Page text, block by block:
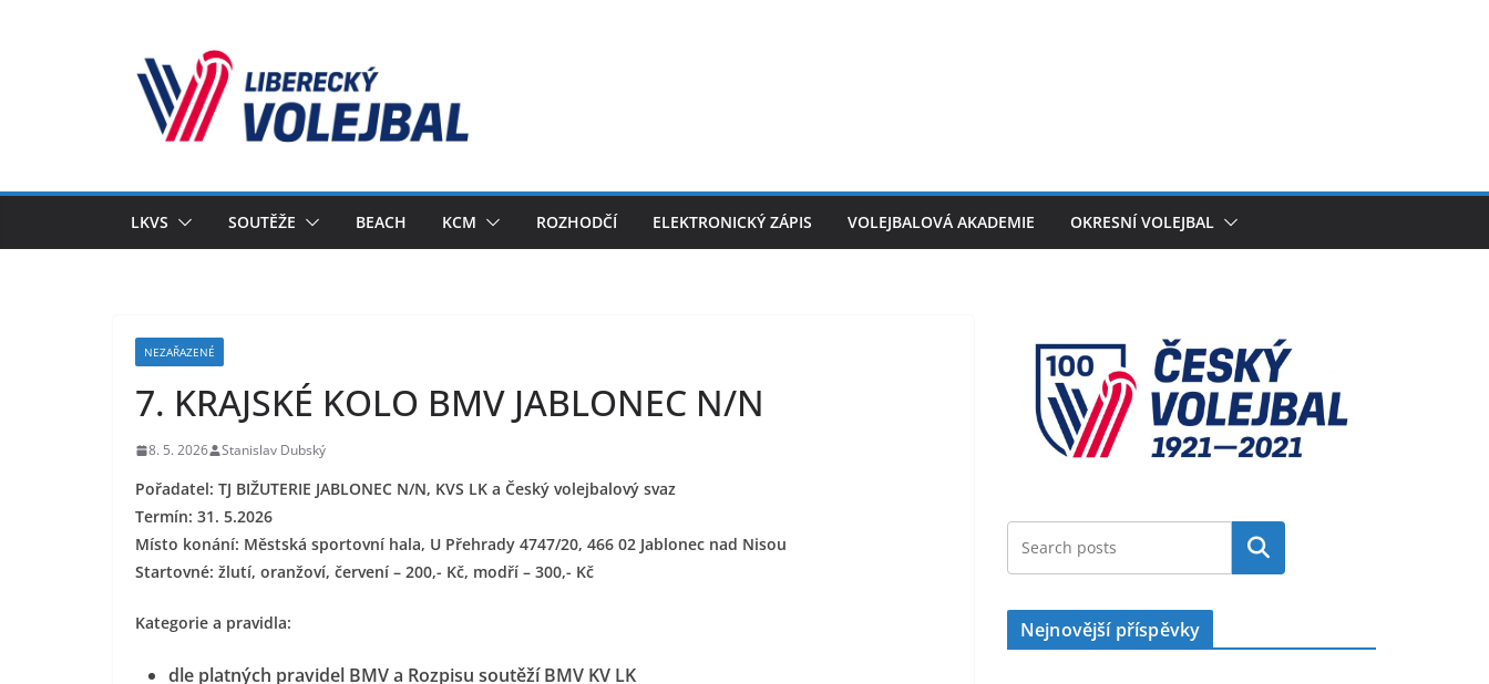
LKVS SOUTĚŽE BEACH KCM ROZHODČÍ ELEKTRONICKÝ ZÁPIS VOLEJBALOVÁ AKADEMIE OKRESNÍ VOLEJBAL
NEZAŘAZENÉ
7. KRAJSKÉ KOLO BMV JABLONEC N/N
8. 5. 2026 Stanislav Dubský
Pořadatel: TJ BIŽUTERIE JABLONEC N/N, KVS LK a Český volejbalový svaz
Termín: 31. 5.2026
Místo konání: Městská sportovní hala, U Přehrady 4747/20, 466 02 Jablonec nad Nisou
Startovné: žlutí, oranžoví, červení – 200,- Kč, modří – 300,- Kč
Kategorie a pravidla:
dle platných pravidel BMV a Rozpisu soutěží BMV KV LK
Hledat
Nejnovější příspěvky